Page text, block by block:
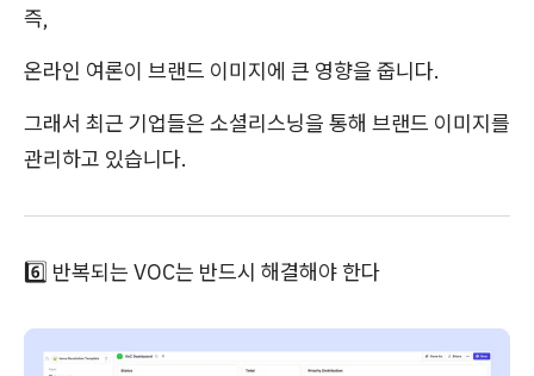
즉,
온라인 여론이 브랜드 이미지에 큰 영향을 줍니다.
그래서 최근 기업들은 소셜리스닝을 통해 브랜드 이미지를
관리하고 있습니다.
6️⃣ 반복되는 VOC는 반드시 해결해야 한다